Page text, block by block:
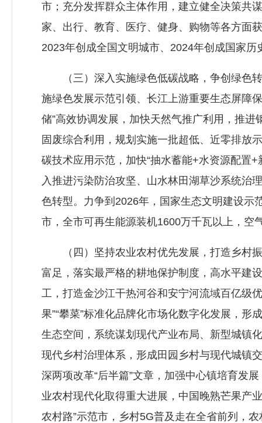
市；充分发挥群众主体作用，建立健全决策共
家、出行、教育、医疗、健身、购物等各方面
2023年创成全国文明城市、2024年创成国家
（三）深入实施绿色低碳战略，争创绿色转
施绿色发展示范引领、长江上游重要生态屏障
储”高效协调发展，加快天然气推广利用，推
固废综合利用，规划实施一批超低、近零排放
碳技术应用示范，加快“抽水蓄能+水资源配置
入推进污染防治攻坚、山水林田湖草沙系统治
色转型。力争到2026年，国家生态文明建设示
市，全市可再生能源装机1600万千瓦以上，空
（四）坚持农业农村优先发展，打造乡村振
富足，落实最严格的耕地保护制度，高水平建
工，打造金沙江干热河谷和安宁河流域百亿级
果”“攀菜”标准化品牌化市场化数字化发展，
生态空间，系统谋划现代产业布局、新型城镇
现代乡村治理体系，形成田园乡村与现代城镇
深两项改革“后半篇”文章，加强中心镇培育发
业农村现代化取得重大进展，中国晚熟芒果产
农村路”示范市，乡村5G普及走在全省前列，